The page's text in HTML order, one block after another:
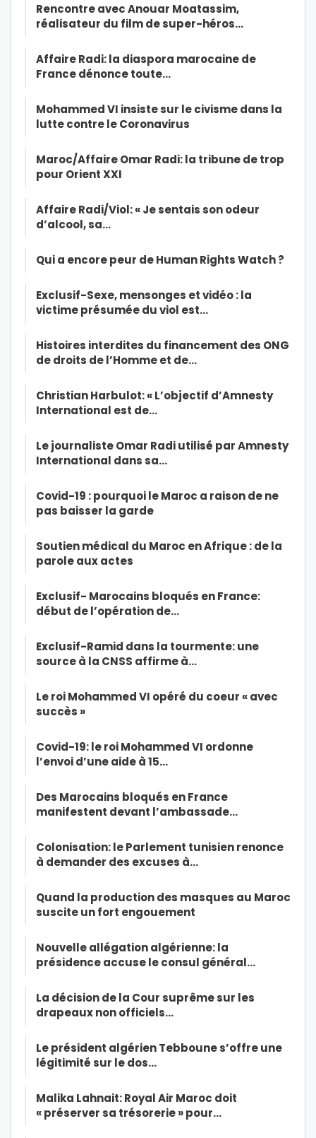
Rencontre avec Anouar Moatassim,
réalisateur du film de super-héros…
Affaire Radi: la diaspora marocaine de
France dénonce toute…
Mohammed VI insiste sur le civisme dans la
lutte contre le Coronavirus
Maroc/Affaire Omar Radi: la tribune de trop
pour Orient XXI
Affaire Radi/Viol: « Je sentais son odeur
d’alcool, sa…
Qui a encore peur de Human Rights Watch ?
Exclusif-Sexe, mensonges et vidéo : la
victime présumée du viol est…
Histoires interdites du financement des ONG
de droits de l’Homme et de…
Christian Harbulot: « L’objectif d’Amnesty
International est de…
Le journaliste Omar Radi utilisé par Amnesty
International dans sa…
Covid-19 : pourquoi le Maroc a raison de ne
pas baisser la garde
Soutien médical du Maroc en Afrique : de la
parole aux actes
Exclusif- Marocains bloqués en France:
début de l’opération de…
Exclusif-Ramid dans la tourmente: une
source à la CNSS affirme à…
Le roi Mohammed VI opéré du coeur « avec
succès »
Covid-19: le roi Mohammed VI ordonne
l’envoi d’une aide à 15…
Des Marocains bloqués en France
manifestent devant l’ambassade…
Colonisation: le Parlement tunisien renonce
à demander des excuses à…
Quand la production des masques au Maroc
suscite un fort engouement
Nouvelle allégation algérienne: la
présidence accuse le consul général…
La décision de la Cour suprême sur les
drapeaux non officiels…
Le président algérien Tebboune s’offre une
légitimité sur le dos…
Malika Lahnait: Royal Air Maroc doit
« préserver sa trésorerie » pour…